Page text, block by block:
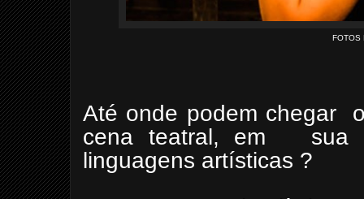
FOTOS
Até onde podem chegar
cena teatral, em sua
linguagens artísticas ?